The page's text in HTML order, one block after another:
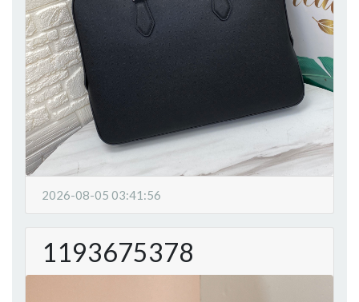
2026-08-05 03:41:56
1193675378